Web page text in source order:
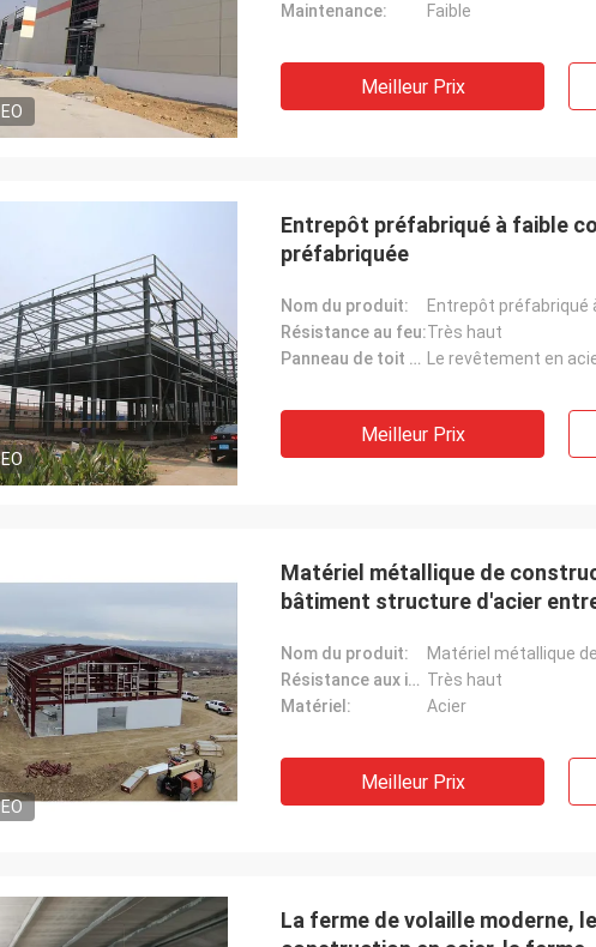
Maintenance:
Faible
Meilleur Prix
Entrepôt préfabriqué à faible
préfabriquée
Nom du produit:
Résistance au feu:Très haut
Panneau de toit et de mur:
Meilleur Prix
Matériel métallique de
bâtiment structure d'acier
Nom du produit:
Résistance aux intempéries: Très haut
Matériel:
Acier
Meilleur Prix
La ferme de volaille moderne,